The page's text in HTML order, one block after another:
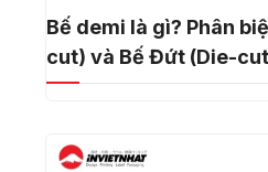
Bế demi là gì? Phân
cut) và Bế Đứt (Die-